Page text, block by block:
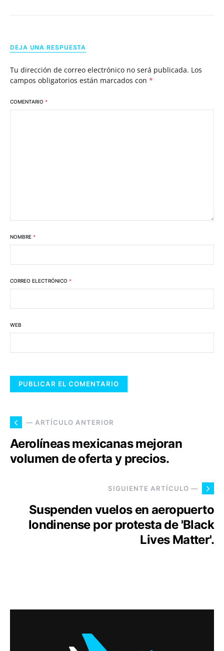
DEJA UNA RESPUESTA
Tu dirección de correo electrónico no será publicada. Los
campos obligatorios están marcados con *
COMENTARIO *
NOMBRE *
CORREO ELECTRÓNICO *
WEB
— ARTÍCULO ANTERIOR
Aerolíneas mexicanas mejoran
volumen de oferta y precios.
SIGUIENTE ARTÍCULO —
Suspenden vuelos en aeropuerto
londinense por protesta de 'Black
Lives Matter'.